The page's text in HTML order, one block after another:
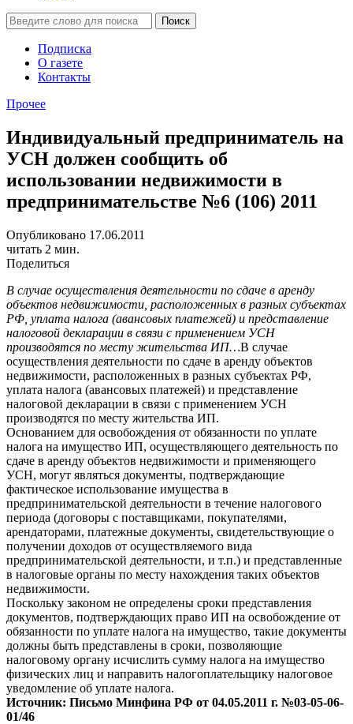
Подписка
О газете
Контакты
Прочее
Индивидуальный предприниматель на
УСН должен сообщить об
использовании недвижимости в
предпринимательстве №6 (106) 2011
Опубликовано 17.06.2011
читать 2 мин.
Поделиться
В случае осуществления деятельности по сдаче в аренду
объектов недвижимости, расположенных в разных субъектах
РФ, уплата налога (авансовых платежей) и представление
налоговой декларации в связи с применением УСН
производятся по месту жительства ИП…В случае
осуществления деятельности по сдаче в аренду объектов
недвижимости, расположенных в разных субъектах РФ,
уплата налога (авансовых платежей) и представление
налоговой декларации в связи с применением УСН
производятся по месту жительства ИП.
Основанием для освобождения от обязанности по уплате
налога на имущество ИП, осуществляющего деятельность по
сдаче в аренду объектов недвижимости и применяющего
УСН, могут являться документы, подтверждающие
фактическое использование имущества в
предпринимательской деятельности в течение налогового
периода (договоры с поставщиками, покупателями,
арендаторами, платежные документы, свидетельствующие о
получении доходов от осуществляемого вида
предпринимательской деятельности, и т.п.) и представленные
в налоговые органы по месту нахождения таких объектов
недвижимости.
Поскольку законом не определены сроки представления
документов, подтверждающих право ИП на освобождение от
обязанности по уплате налога на имущество, такие документы
должны быть представлены в сроки, позволяющие
налоговому органу исчислить сумму налога на имущество
физических лиц и направить налогоплательщику налоговое
уведомление об уплате налога.
Источник: Письмо Минфина РФ от 04.05.2011 г. №03-05-06-
01/46